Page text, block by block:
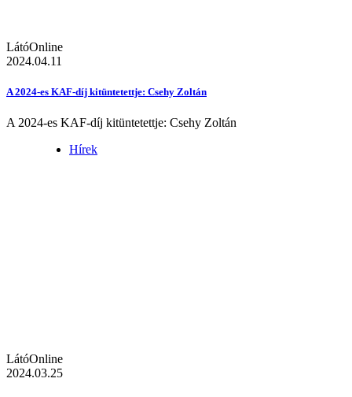
LátóOnline
2024.04.11
A 2024-es KAF-díj kitüntetettje: Csehy Zoltán
A 2024-es KAF-díj kitüntetettje: Csehy Zoltán
Hírek
LátóOnline
2024.03.25